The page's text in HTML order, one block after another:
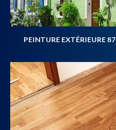
PEINTURE EXTÉRIEURE 87